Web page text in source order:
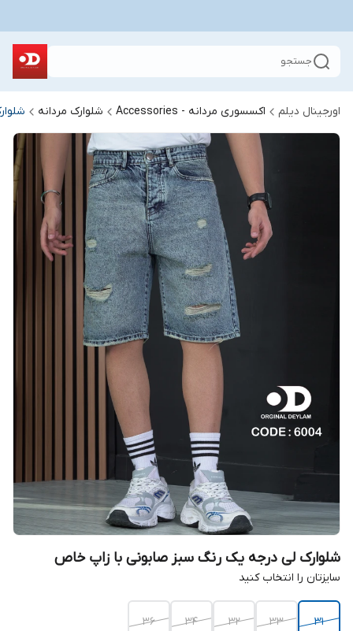
جستجو
اورجینال دیلم اکسسوری مردانه - Accessories شلوارک مردانه
شلوارک لی درجه یک رنگ سبز صابونی با زاپ خاص
سایزتان را انتخاب کنید
31
33
32
34
36